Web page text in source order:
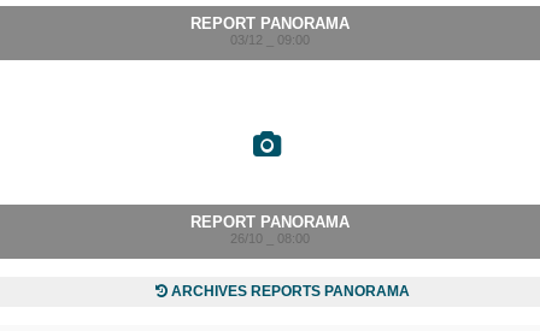
REPORT PANORAMA
03/12 _ 09:00
REPORT PANORAMA
26/10 _ 08:00
ARCHIVES REPORTS PANORAMA